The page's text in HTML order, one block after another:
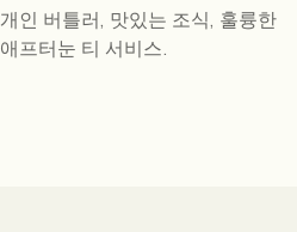
개인 버틀러, 맛있는 조식, 훌륭한
애프터눈 티 서비스.